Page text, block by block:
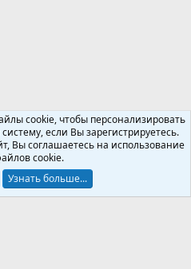
Помощь
cookie, чтобы персонализировать
если Вы зарегистрируетесь.
Вы соглашаетесь на использование
cookie.
Узнать больше...